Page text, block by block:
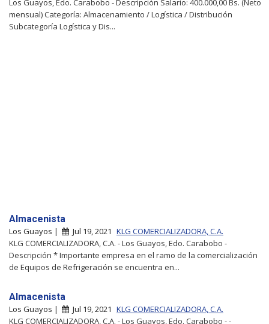
mensual) Categoría: Almacenamiento / Logística / Distribución
Subcategoría Logística y Dis...
Almacenista
Los Guayos | Jul 19, 2021 KLG COMERCIALIZADORA, C.A.
KLG COMERCIALIZADORA, C.A. - Los Guayos, Edo. Carabobo -
Descripción * Importante empresa en el ramo de la comercialización
de Equipos de Refrigeración se encuentra en...
Almacenista
Los Guayos | Jul 19, 2021 KLG COMERCIALIZADORA, C.A.
KLG COMERCIALIZADORA, C.A. - Los Guayos, Edo. Carabobo - -